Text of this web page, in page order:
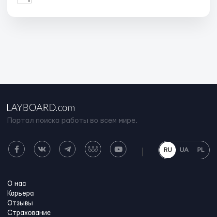
Портал поиска работы во всем мире.
RU UA PL
О нас
Карьера
Отзывы
Страхование